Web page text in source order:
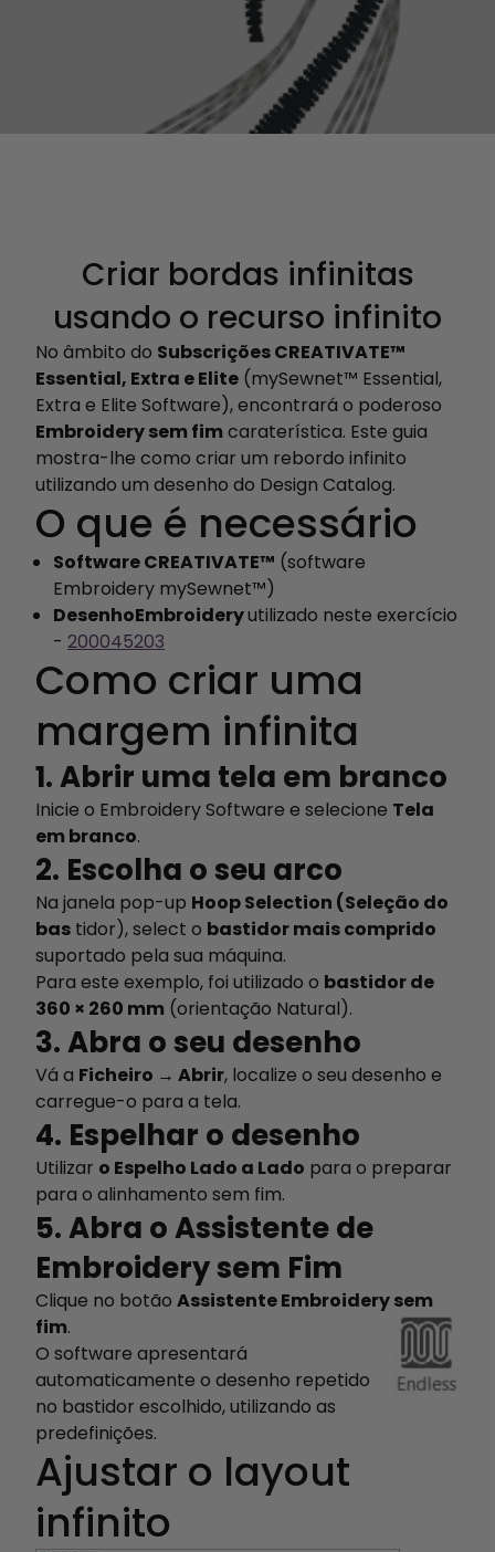
Criar bordas infinitas
usando o recurso infinito
No âmbito do Subscrições CREATIVATE™
Essential, Extra e Elite (mySewnet™ Essential,
Extra e Elite Software), encontrará o poderoso
Embroidery sem fim caraterística. Este guia
mostra-lhe como criar um rebordo infinito
utilizando um desenho do Design Catalog.
O que é necessário
Software CREATIVATE™ (software
Embroidery mySewnet™)
DesenhoEmbroideryutilizado neste exercício
- 200045203
Como criar uma
margem infinita
1. Abrir uma tela em branco
Inicie o Embroidery Software e selecione Tela
em branco.
2. Escolha o seu arco
Na janela pop-up Hoop Selection (Seleção do
bas tidor), select o bastidor mais comprido
suportado pela sua máquina.
Para este exemplo, foi utilizado o bastidor de
360 × 260 mm (orientação Natural).
3. Abra o seu desenho
Vá a Ficheiro → Abrir, localize o seu desenho e
carregue-o para a tela.
4. Espelhar o desenho
Utilizar o Espelho Lado a Lado para o preparar
para o alinhamento sem fim.
5. Abra o Assistente de
Embroidery sem Fim
Clique no botão Assistente Embroidery sem
fim.
O software apresentará
automaticamente o desenho repetido
no bastidor escolhido, utilizando as
predefinições.
Ajustar o layout
infinito